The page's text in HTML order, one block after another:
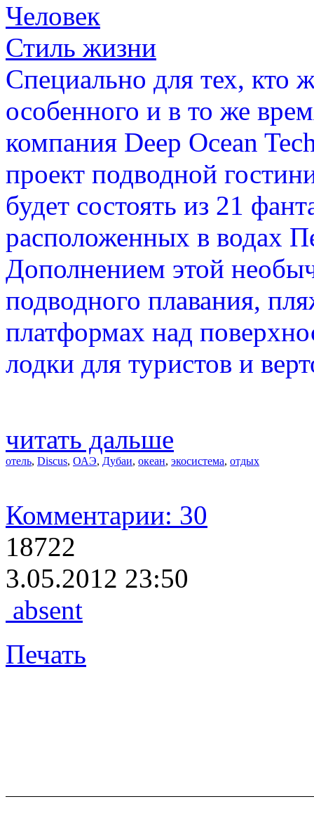
Человек
Стиль жизни
Специально для тех, кто
особенного и в то же
компания Deep Ocean
проект подводной
будет состоять из 21
расположенных в водах
Дополнением этой
подводного плавания,
платформах над
лодки для туристов и
читать дальше
отель, Discus, ОАЭ, Дубаи, океан, экосистема, отдых
Комментарии: 30
18722
3.05.2012 23:50
absent
Печать